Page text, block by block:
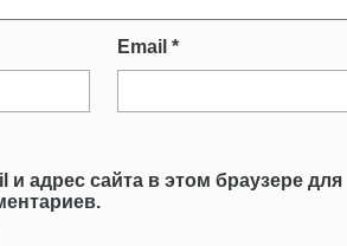
Email *
адрес сайта в этом браузере для